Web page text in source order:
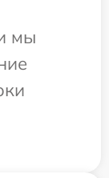
мы